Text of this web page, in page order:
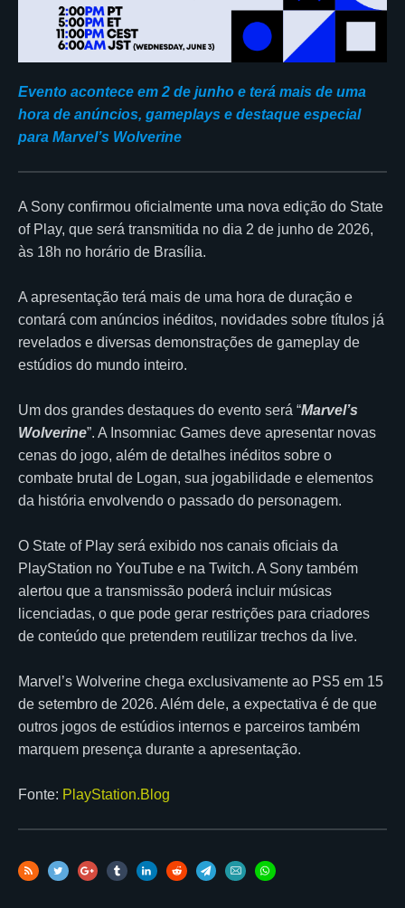
Evento acontece em 2 de junho e terá mais de uma
hora de anúncios, gameplays e destaque especial
para Marvel’s Wolverine
A Sony confirmou oficialmente uma nova edição do State
of Play, que será transmitida no dia 2 de junho de 2026,
às 18h no horário de Brasília.
A apresentação terá mais de uma hora de duração e
contará com anúncios inéditos, novidades sobre títulos já
revelados e diversas demonstrações de gameplay de
estúdios do mundo inteiro.
Um dos grandes destaques do evento será “Marvel’s
Wolverine”. A Insomniac Games deve apresentar novas
cenas do jogo, além de detalhes inéditos sobre o
combate brutal de Logan, sua jogabilidade e elementos
da história envolvendo o passado do personagem.
O State of Play será exibido nos canais oficiais da
PlayStation no YouTube e na Twitch. A Sony também
alertou que a transmissão poderá incluir músicas
licenciadas, o que pode gerar restrições para criadores
de conteúdo que pretendem reutilizar trechos da live.
Marvel’s Wolverine chega exclusivamente ao PS5 em 15
de setembro de 2026. Além dele, a expectativa é de que
outros jogos de estúdios internos e parceiros também
marquem presença durante a apresentação.
Fonte: PlayStation.Blog